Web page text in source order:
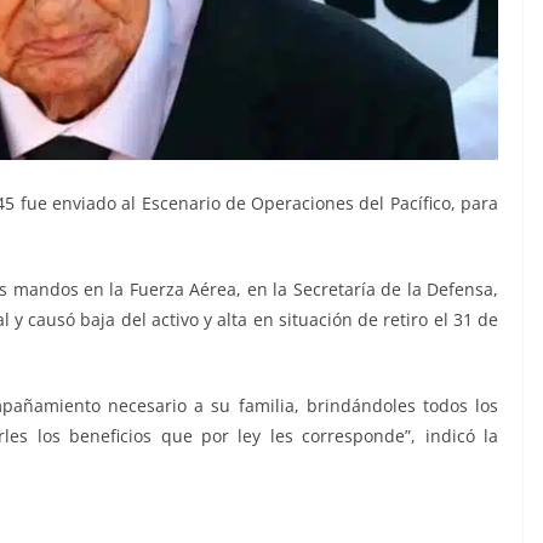
fue enviado al Escenario de Operaciones del Pacífico, para
en la Fuerza Aérea, en la Secretaría de la Defensa,
y causó baja del activo y alta en situación de retiro el 31 de
necesario a su familia, brindándoles todos los
los beneficios que por ley les corresponde”, indicó la